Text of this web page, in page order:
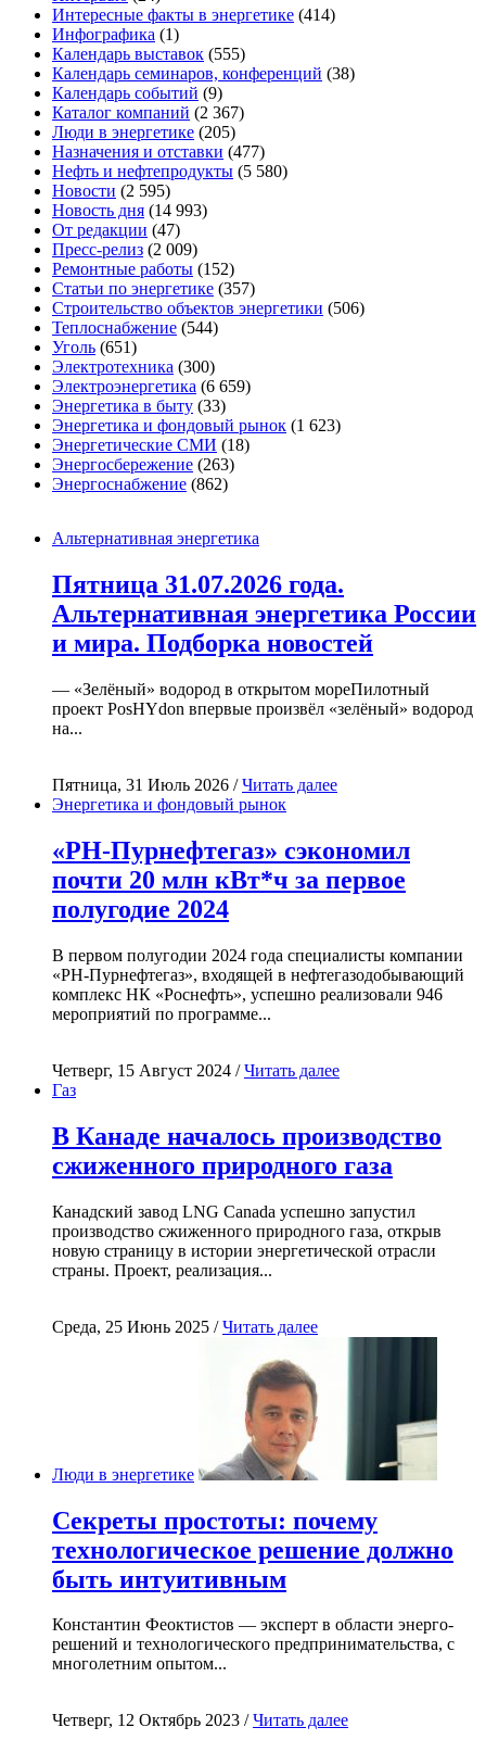
Интересные факты в энергетике (414)
Инфографика (1)
Календарь выставок (555)
Календарь семинаров, конференций (38)
Календарь событий (9)
Каталог компаний (2 367)
Люди в энергетике (205)
Назначения и отставки (477)
Нефть и нефтепродукты (5 580)
Новости (2 595)
Новость дня (14 993)
От редакции (47)
Пресс-релиз (2 009)
Ремонтные работы (152)
Статьи по энергетике (357)
Строительство объектов энергетики (506)
Теплоснабжение (544)
Уголь (651)
Электротехника (300)
Электроэнергетика (6 659)
Энергетика в быту (33)
Энергетика и фондовый рынок (1 623)
Энергетические СМИ (18)
Энергосбережение (263)
Энергоснабжение (862)
Альтернативная энергетика
Пятница 31.07.2026 года.
Альтернативная энергетика России
и мира. Подборка новостей
— «Зелёный» водород в открытом мореПилотный
проект PosHYdon впервые произвёл «зелёный» водород
на...
Пятница, 31 Июль 2026 /Читать далее
Энергетика и фондовый рынок
«РН-Пурнефтегаз» сэкономил
почти 20 млн кВт*ч за первое
полугодие 2024
В первом полугодии 2024 года специалисты компании
«РН-Пурнефтегаз», входящей в нефтегазодобывающий
комплекс НК «Роснефть», успешно реализовали 946
мероприятий по программе...
Четверг, 15 Август 2024 /Читать далее
Газ
В Канаде началось производство
сжиженного природного газа
Канадский завод LNG Canada успешно запустил
производство сжиженного природного газа, открыв
новую страницу в истории энергетической отрасли
страны. Проект, реализация...
Среда, 25 Июнь 2025 /Читать далее
Люди в энергетике
Секреты простоты: почему
технологическое решение должно
быть интуитивным
Константин Феоктистов — эксперт в области энерго-
решений и технологического предпринимательства, с
многолетним опытом...
Четверг, 12 Октябрь 2023 /Читать далее